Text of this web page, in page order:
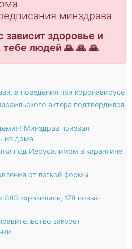
минздрава
зависит здоровье и
людей 🙏 🙏 🙏
поведения при коронавирусе
актера подтвердился
Минздрав призвал
из дома
под Иерусалимом в карантине
от легкой формы
883 заразились, 178 новых
закроет